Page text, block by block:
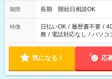
期間 長期 開始日相談OK
特徴 日払いOK / 履歴書不要 /
務 / 電話対応なし / パソコ
気になる！ 応